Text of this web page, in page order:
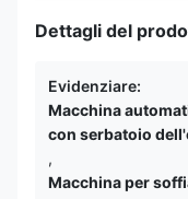
Dettagli del
Evidenziare:
Macchina
con serbatoio
,
Macchina per